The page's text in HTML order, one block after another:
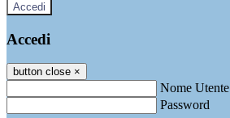
Accedi
Accedi
button close ×
Nome Utente
Password